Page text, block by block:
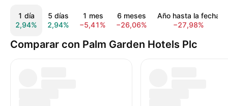
1 día
2,94%
5 días
2,94%
1 mes
−5,41%
6 meses
−26,06%
Año hasta la fecha
−27,98%
Comparar con Palm Garden Hotels Plc